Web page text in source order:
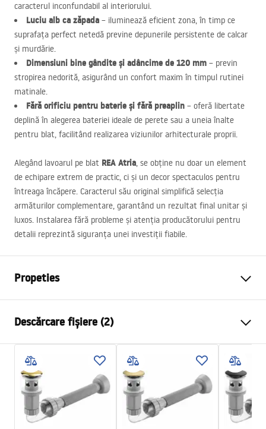
caracterul inconfundabil al interiorului.
Luciu alb ca zăpada – iluminează eficient zona, în timp ce
suprafața perfect netedă previne depunerile persistente de calcar
și murdărie.
Dimensiuni bine gândite și adâncime de 120 mm – previn
stropirea nedorită, asigurând un confort maxim în timpul rutinei
matinale.
Fără orificiu pentru baterie și fără preaplin – oferă libertate
deplină în alegerea bateriei ideale de perete sau a uneia înalte
pentru blat, facilitând realizarea viziunilor arhitecturale proprii.
Alegând lavoarul pe blat REA Atria, se obține nu doar un element
de echipare extrem de practic, ci și un decor spectaculos pentru
întreaga încăpere. Caracterul său original simplifică selecția
armăturilor complementare, garantând un rezultat final unitar și
luxos. Instalarea fără probleme și atenția producătorului pentru
detalii reprezintă siguranța unei investiții fiabile.
Propeties
Material
Culoare
Alb
Finisaj
Lucios
Lungime
505
Latime
400mm
Inalime
140
Descărcare fișiere (2)
Instrucțiuni de asamblare
Condiții de garanție